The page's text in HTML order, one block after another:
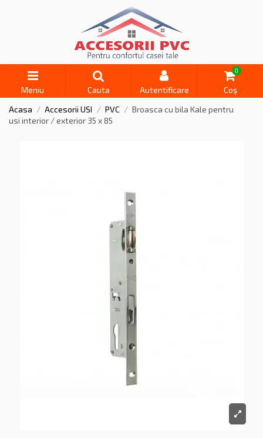
Meniu Cauta Autentificare
0
Coș
Acasa
Accesorii USI PVC
Broasca cu bila Kale pentru
usi interior / exterior 35 x 85